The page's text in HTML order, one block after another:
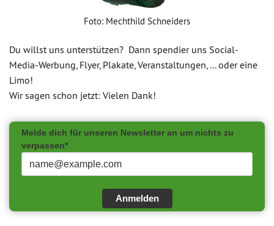
Foto: Mechthild Schneiders
Du willst uns unterstützen? Dann spendier uns Social-
Media-Werbung, Flyer, Plakate, Veranstaltungen, ... oder eine
Limo!
Wir sagen schon jetzt: Vielen Dank!
Melde dich für unseren Newsletter an um nichts zu
verpassen*
Anmelden